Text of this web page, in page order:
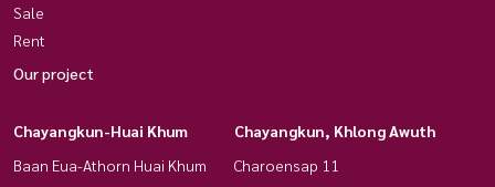
Sale
Rent
Our project
Chayangkun-Huai Khum
Baan Eua-Athorn Huai Khum
Chayangkun, Khlong Awuth
Charoensap 11